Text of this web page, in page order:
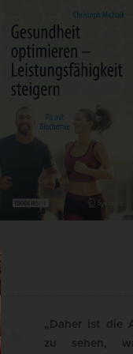
„Daher ist die
zu sehen,
Externe Medien